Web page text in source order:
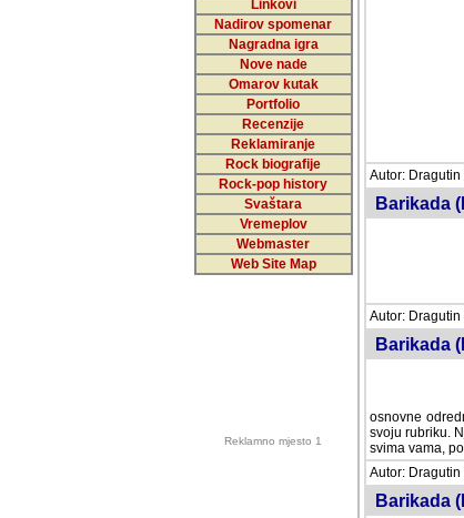
Linkovi
Nadirov spomenar
Nagradna igra
Nove nade
Omarov kutak
Portfolio
Recenzije
Reklamiranje
Rock biografije
Rock-pop history
Svaštara
Vremeplov
Webmaster
Web Site Map
Reklamno mjesto 1
Autor: Dragutin
Barikada
Autor: Dragutin
Barikada
odrednice: ex
Njegovi prilozi
posjetiteljima
Autor: Dragutin
Barikada